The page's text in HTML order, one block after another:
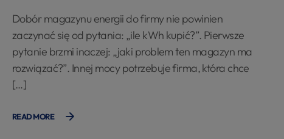
Dobór magazynu energii do firmy nie powinien
zaczynać się od pytania: „ile kWh kupić?”. Pierwsze
pytanie brzmi inaczej: „jaki problem ten magazyn ma
rozwiązać?”. Innej mocy potrzebuje firma, która chce
[…]
READ MORE